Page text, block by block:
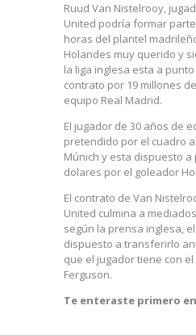
Ruud Van Nistelrooy,
United podría formar
horas del plantel
Holandes muy querido y
la liga inglesa esta a
contrato por 19 millones
equipo Real Madrid.
El jugador de 30 años de
pretendido por el cuadro
Múnich y esta dispuesto a
dolares por el goleador
El contrato de Van
United culmina a
según la prensa inglesa,
dispuesto a transferirlo
que el jugador tiene con
Ferguson.
Te enteraste primero